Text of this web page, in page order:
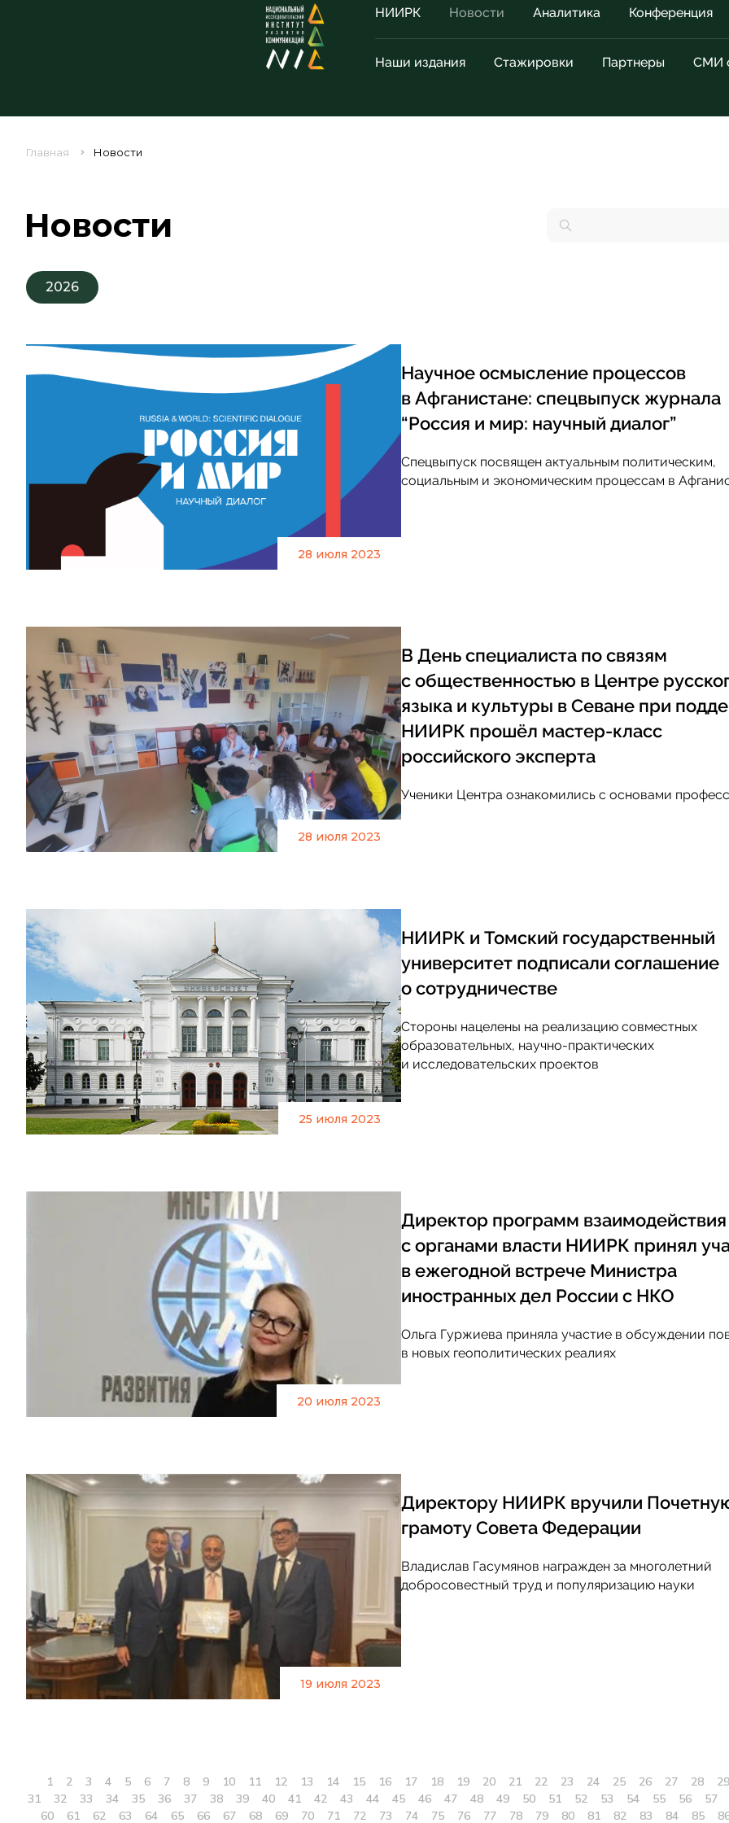
НИИРК Новости Аналитика Конференция
Наши издания Стажировки Партнеры СМИ
Главная Новости
Новости
2026
28 июля 2023
Научное осмысление процессов
в Афганистане: спецвыпуск журнала
“Россия и мир: научный диалог”
Спецвыпуск посвящен актуальным политическим,
социальным и экономическим процессам в
28 июля 2023
В День специалиста по связям
с общественностью в Центре
языка и культуры в Севане при
НИИРК прошёл мастер-класс
российского эксперта
Ученики Центра ознакомились с основами
25 июля 2023
НИИРК и Томский государственный
университет подписали соглашение
о сотрудничестве
Стороны нацелены на реализацию совместных
образовательных, научно-практических
и исследовательских проектов
20 июля 2023
Директор программ взаимодействия
с органами власти НИИРК принял
в ежегодной встрече Министра
иностранных дел России с НКО
Ольга Гуржиева приняла участие в обсуждении
в новых геополитических реалиях
19 июля 2023
Директору НИИРК вручили
грамоту Совета Федерации
Владислав Гасумянов награжден за многолетний
добросовестный труд и популяризацию науки
1 2 3 4 5 6 7 8 9 10 11 12 13 14 15 16 17 18 19 20 21 22 23 24 25 26 27 28
29
31
32 33 34 35 36 37 38 39 40 41 42 43 44 45 46 47 48 49 50 51 52 53 54 55 56
57
60
61 62 63 64 65 66 67 68 69 70 71 72 73 74 75 76 77 78 79 80 81 82 83 84 85
Событие
диалоги – 2026»:
путь растет, но